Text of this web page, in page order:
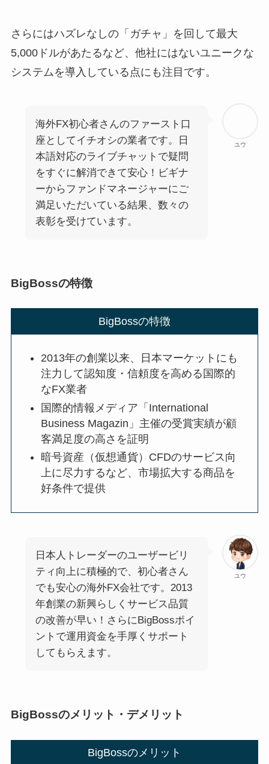
さらにはハズレなしの「ガチャ」を回して最大
5,000ドルがあたるなど、他社にはないユニークな
システムを導入している点にも注目です。
ユウ
海外FX初心者さんのファースト口
座としてイチオシの業者です。日
本語対応のライブチャットで疑問
をすぐに解消できて安心！ビギナ
ーからファンドマネージャーにご
満足いただいている結果、数々の
表彰を受けています。
BigBossの特徴
BigBossの特徴
2013年の創業以来、日本マーケットにも
注力して認知度・信頼度を高める国際的
なFX業者
国際的情報メディア「International
Business Magazin」主催の受賞実績が顧
客満足度の高さを証明
暗号資産（仮想通貨）CFDのサービス向
上に尽力するなど、市場拡大する商品を
好条件で提供
ユウ
日本人トレーダーのユーザービリ
ティ向上に積極的で、初心者さん
でも安心の海外FX会社です。2013
年創業の新興らしくサービス品質
の改善が早い！さらにBigBossポイ
ントで運用資金を手厚くサポート
してもらえます。
BigBossのメリット・デメリット
BigBossのメリット